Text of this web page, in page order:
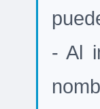
- Al